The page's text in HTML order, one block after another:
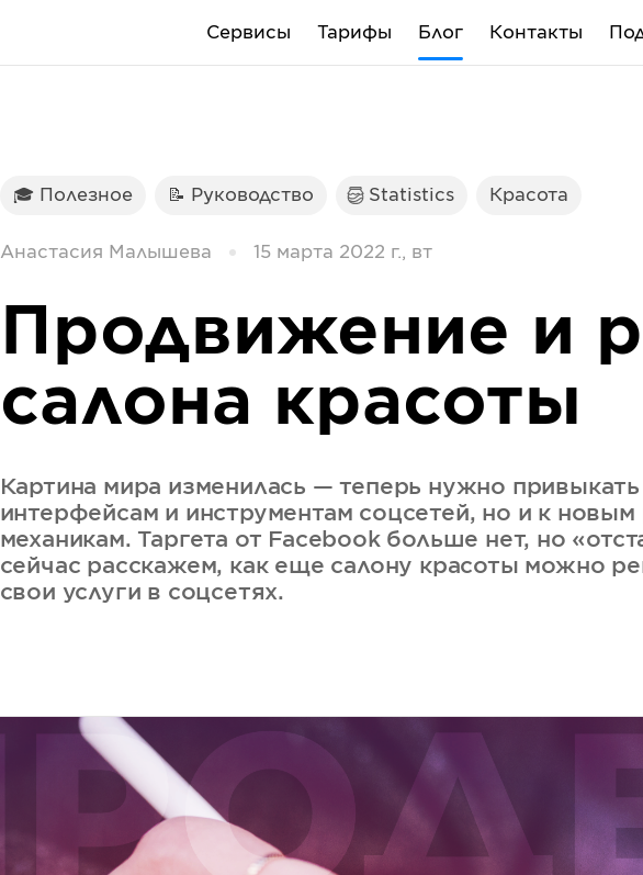
Сервисы Тарифы Блог Контакты
🎓 Полезное 📝 Руководство Statistics Красота
Анастасия Малышева 15 марта 2022 г., вт
Продвижение и
салона красоты
Картина мира изменилась — теперь нужно привыкать
интерфейсам и инструментам соцсетей, но и к
механикам. Таргета от Facebook больше нет, но
сейчас расскажем, как еще салону красоты можно
свои услуги в соцсетях.